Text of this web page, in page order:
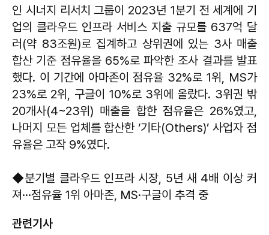
인 시너지 리서치 그룹이 2023년 1분기 전 세계에 기
업의 클라우드 인프라 서비스 지출 규모를 637억 달
러(약 83조원)로 집계하고 상위권에 있는 3사 매출
합산 기준 점유율을 65%로 파악한 조사 결과를 발표
했다. 이 기간에 아마존이 점유율 32%로 1위, MS가
23%로 2위, 구글이 10%로 3위에 올랐다. 3위권 밖
20개사(4~23위) 매출을 합한 점유율은 26%였고,
나머지 모든 업체를 합산한 ‘기타(Others)’ 사업자 점
유율은 고작 9%였다.
◆분기별 클라우드 인프라 시장, 5년 새 4배 이상 커
져···점유율 1위 아마존, MS·구글이 추격 중
관련기사